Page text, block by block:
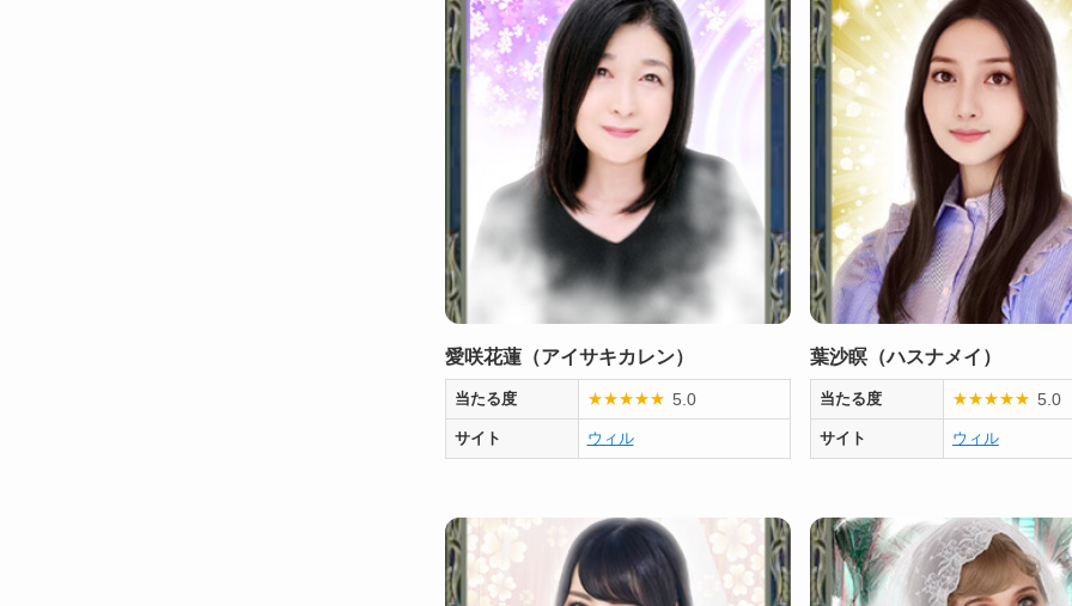
愛咲花蓮（アイサキカレン）
当たる度 ★★★★★ 5.0
サイト ウィル
葉沙瞑（ハスナメイ）
当たる度 ★★★★★ 5.0
サイト ウィル